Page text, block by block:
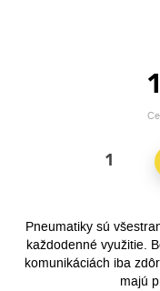
Pneumatiky sú
každodenné využitie.
komunikáciách iba
majú